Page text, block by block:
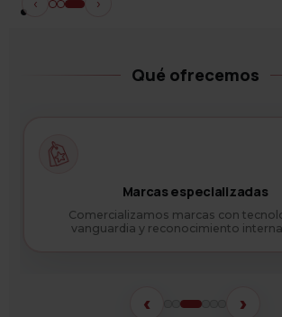
Qué ofrecemos
Marcas especializadas
Comercializamos marcas con
vanguardia y reconocimiento
‹ ›